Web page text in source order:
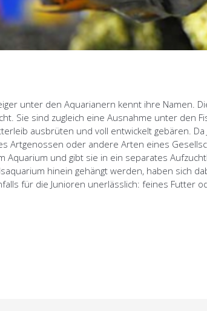
unter den Aquarianern kennt ihre Namen.
Sie sind zugleich eine Ausnahme unter den
ausbrüten und voll entwickelt gebären. Da
Artgenossen oder andere Arten eines
Aquarium und gibt sie in ein separates
hinein gehängt werden, haben sich
für die Junioren unerlässlich: feines Futter